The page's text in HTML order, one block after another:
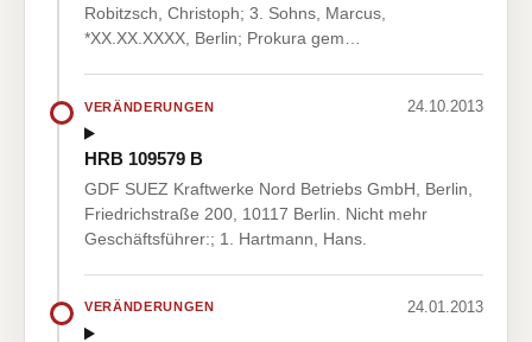
Robitzsch, Christoph; 3. Sohns, Marcus,
*XX.XX.XXXX, Berlin; Prokura gem…
VERÄNDERUNGEN 24.10.2013
HRB 109579 B
GDF SUEZ Kraftwerke Nord Betriebs GmbH, Berlin,
Friedrichstraße 200, 10117 Berlin. Nicht mehr
Geschäftsführer:; 1. Hartmann, Hans.
VERÄNDERUNGEN 24.01.2013